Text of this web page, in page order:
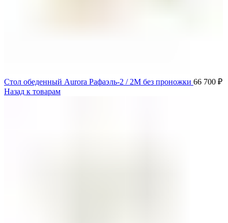
Стол обеденный Aurora Рафаэль-2 / 2М без проножки 66 700 ₽
Назад к товарам